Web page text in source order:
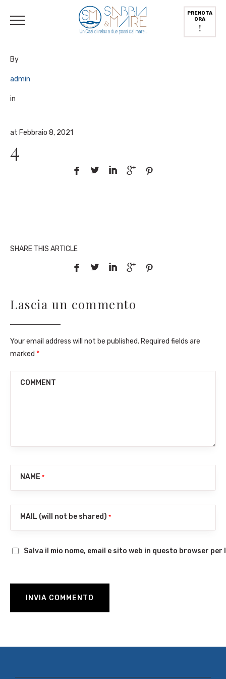
PRENOTA
ORA
!
By
admin
in
at Febbraio 8, 2021
4
    
SHARE THIS ARTICLE
    
Lascia un commento
Your email address will not be published. Required fields are
marked *
COMMENT
NAME *
MAIL (will not be shared) *
Salva il mio nome, email e sito web in questo browser
Inglese) Deutsch ( Tedesco Italiano